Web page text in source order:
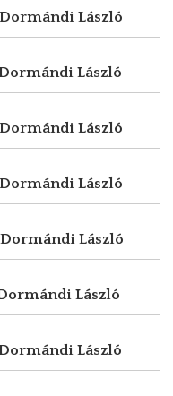
Dormándi László
László
Dormándi László
Dormándi László
Dormándi László
László
László